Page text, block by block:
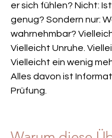
er sich fühlen? Nicht:
genug? Sondern nur:
wahrnehmbar?
Vielleicht Unruhe.
Vielleicht ein wenig
Alles davon ist
Prüfung.